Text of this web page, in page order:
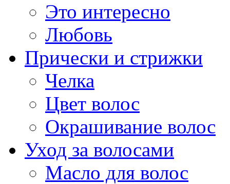
Это интересно
Любовь
Прически и стрижки
Челка
Цвет волос
Окрашивание волос
Уход за волосами
Масло для волос